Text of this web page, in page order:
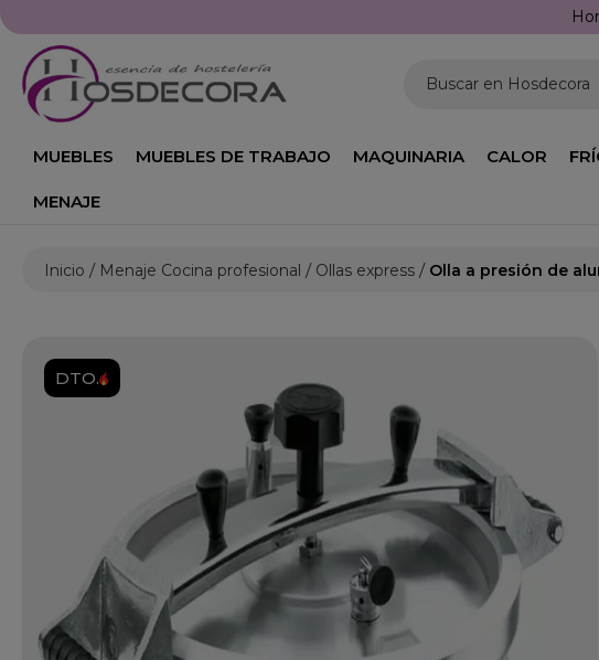
Buscar en Hosdecora
MUEBLES MUEBLES DE TRABAJO MAQUINARIA CALOR
MENAJE
Inicio Menaje Cocina profesional Ollas express Olla a presión de
DTO.